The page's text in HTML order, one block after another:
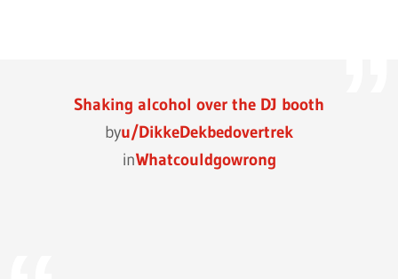
Shaking alcohol over the DJ booth
byu/DikkeDekbedovertrek
inWhatcouldgowrong